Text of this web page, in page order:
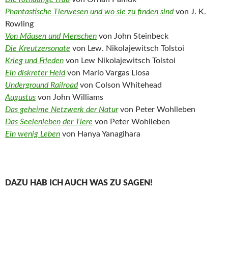
Phantastische Tierwesen und wo sie zu finden sindvon J. K.
Rowling
Von Mäusen und Menschen von John Steinbeck
Die Kreutzersonate von Lew. Nikolajewitsch Tolstoi
Krieg und Frieden von Lew Nikolajewitsch Tolstoi
Ein diskreter Heldvon Mario Vargas Llosa
Underground Railroadvon Colson Whitehead
Augustus von John Williams
Das geheime Netzwerk der Naturvon Peter Wohlleben
Das Seelenleben der Tiere von Peter Wohlleben
Ein wenig Leben von Hanya Yanagihara
DAZU HAB ICH AUCH WAS ZU SAGEN!